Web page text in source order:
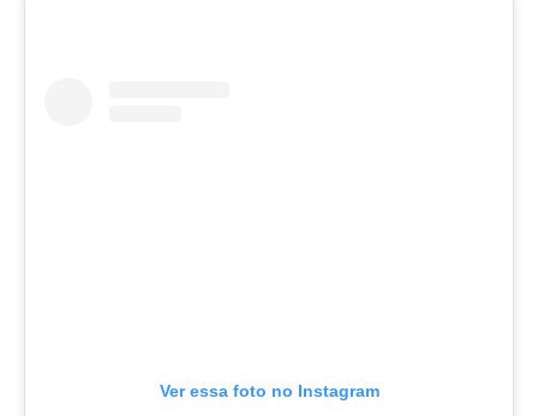
Ver essa foto no Instagram